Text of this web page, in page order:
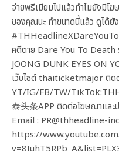
จ่ายพรีเมียมไปแล้วทำไมยังมีโ
ของคุณนะ ทำขนาดนี้แล้ว ดูได้ยัง
คดีตาย Dare You To
JOONG DUNK EYES ON
เว็บไซต์ thaiticketmajor ติด
YT/IG/FB/TW/
泰头条APP ติดต่อโฆษณาแล
Email : PR@thheadline-
https://